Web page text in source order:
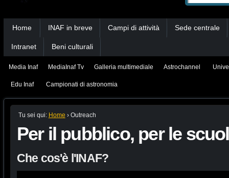
Home INAF in breve Campi di attività Sede centrale
Intranet Beni culturali
Media Inaf MediaInaf Tv Galleria multimediale Astrochannel
Edu Inaf Campionati di astronomia
Tu sei qui: Home › Outreach
Per il pubblico, per le
Che cos'è l'INAF?